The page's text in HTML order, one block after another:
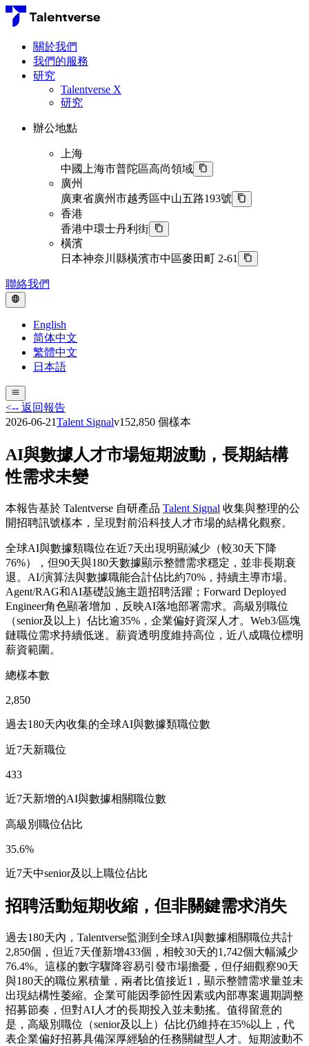
關於我們
我們的服務
研究
Talentverse X
研究
辦公地點
上海
中國上海市普陀區高尚領域
廣州
廣東省廣州市越秀區中山五路193號
香港
香港中環士丹利街
橫濱
日本神奈川縣橫濱市中區麥田町 2-61
聯絡我們
English
简体中文
繁體中文
日本語
<-- 返回報告
2026-06-21Talent Signalv152,850 個樣本
AI與數據人才市場短期波動，長期結構
性需求未變
本報告基於 Talentverse 自研產品 Talent Signal 收集與整理的公
開招聘訊號樣本，呈現對前沿科技人才市場的結構化觀察。
全球AI與數據類職位在近7天出現明顯減少（較30天下降
76%），但90天與180天數據顯示整體需求穩定，並非長期衰
退。AI/演算法與數據職能合計佔比約70%，持續主導市場。
Agent/RAG和AI基礎設施主題招聘活躍；Forward Deployed
Engineer角色顯著增加，反映AI落地部署需求。高級別職位
（senior及以上）佔比逾35%，企業偏好資深人才。Web3/區塊
鏈職位需求持續低迷。薪資透明度維持高位，近八成職位標明
薪資範圍。
總樣本數
2,850
過去180天內收集的全球AI與數據類職位數
近7天新職位
433
近7天新增的AI與數據相關職位數
高級別職位佔比
35.6%
近7天中senior及以上職位佔比
招聘活動短期收縮，但非關鍵需求消失
過去180天內，Talentverse監測到全球AI與數據相關職位共計
2,850個，但近7天僅新增433個，相較30天的1,742個大幅減少
76.4%。這樣的數字驟降容易引發市場擔憂，但仔細觀察90天
與180天的職位累積量，兩者比值接近1，顯示整體需求量並未
出現結構性萎縮。企業可能因季節性因素或內部專案週期調整
招募節奏，但對AI人才的長期投入並未動搖。值得留意的
是，高級別職位（senior及以上）佔比仍維持在35%以上，代
表企業偏好招募具備深厚經驗的任務關鍵型人才。短期波動不